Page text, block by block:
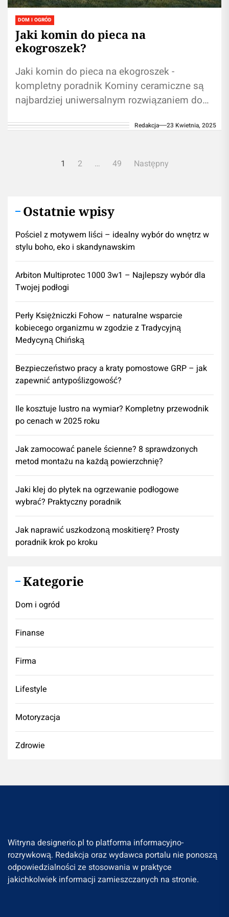
DOM I OGRÓD
Jaki komin do pieca na
ekogroszek?
Jaki komin do pieca na ekogroszek -
kompletny poradnik Kominy ceramiczne są
najbardziej uniwersalnym rozwiązaniem do
komina powinna wynosić od...Redakcja 23 Kwietnia, 2025
Nawigacja
1 2 … 49 Następny
Ostatnie wpisy
Pościel z motywem liści – idealny wybór do wnętrz w
stylu boho, eko i skandynawskim
Arbiton Multiprotec 1000 3w1 – Najlepszy wybór dla
Twojej podłogi
Perły Księżniczki Fohow – naturalne wsparcie
kobiecego organizmu w zgodzie z Tradycyjną
Medycyną Chińską
Bezpieczeństwo pracy a kraty pomostowe GRP – jak
zapewnić antypoślizgowość?
Ile kosztuje lustro na wymiar? Kompletny przewodnik
po cenach w 2025 roku
Jak zamocować panele ścienne? 8 sprawdzonych
metod montażu na każdą powierzchnię?
Jaki klej do płytek na ogrzewanie podłogowe
wybrać? Praktyczny poradnik
Jak naprawić uszkodzoną moskitierę? Prosty
poradnik krok po kroku
Kategorie
Dom i ogród
Finanse
Firma
Lifestyle
Motoryzacja
Zdrowie
Witryna designerio.pl to platforma informacyjno-
rozrywkową. Redakcja oraz wydawca portalu nie ponoszą
odpowiedzialności ze stosowania w praktyce
jakichkolwiek informacji zamieszczanych na stronie.